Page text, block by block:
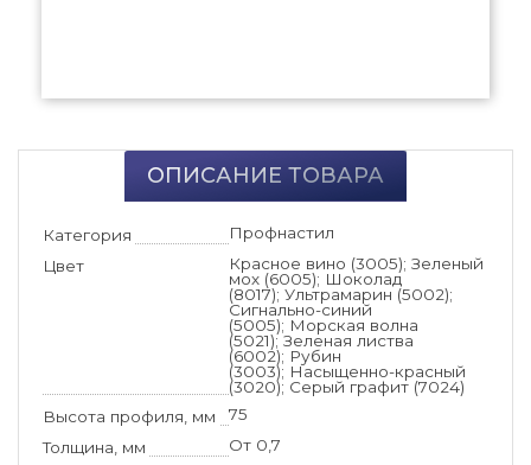
ОПИСАНИЕ ТОВАРА
Категория
Профнастил
Цвет
Красное вино (3005); Зеленый
мох (6005); Шоколад
(8017); Ультрамарин (5002);
Сигнально-синий
(5005); Морская волна
(5021); Зеленая листва
(6002); Рубин
(3003); Насыщенно-красный
(3020); Серый графит (7024)
Высота профиля, мм
75
Толщина, мм
От 0,7